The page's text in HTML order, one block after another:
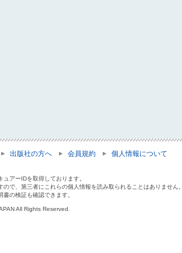
出版社の方へ 会員規約 個人情報について
アーIDを取得しております。
で、第三者にこれらの個人情報を読み取られることはありません。
の検証も確認できます。
All Rights Reserved.